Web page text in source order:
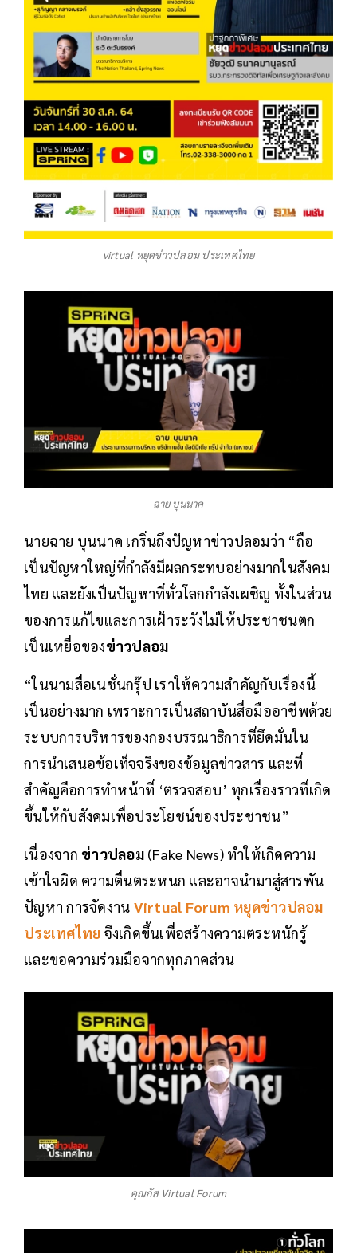
virtual หยุดข่าวปลอม ประเทศไทย
ฉาย บุนนาค
นายฉาย บุนนาค เกริ่นถึงปัญหาข่าวปลอมว่า “ถือ
เป็นปัญหาใหญ่ที่กำลังมีผลกระทบอย่างมากในสังคม
ไทย และยังเป็นปัญหาที่ทั่วโลกกำลังเผชิญ ทั้งในส่วน
ของการแก้ไขและการเฝ้าระวังไม่ให้ประชาชนตก
เป็นเหยื่อของข่าวปลอม
“ในนามสื่อเนชั่นกรุ๊ป เราให้ความสำคัญกับเรื่องนี้
เป็นอย่างมาก เพราะการเป็นสถาบันสื่อมืออาชีพด้วย
ระบบการบริหารของกองบรรณาธิการที่ยึดมั่นใน
การนำเสนอข้อเท็จจริงของข้อมูลข่าวสาร และที่
สำคัญคือการทำหน้าที่ ‘ตรวจสอบ’ ทุกเรื่องราวที่เกิด
ขึ้นให้กับสังคมเพื่อประโยชน์ของประชาชน”
เนื่องจาก ข่าวปลอม(Fake News) ทำให้เกิดความ
เข้าใจผิด ความตื่นตระหนก และอาจนำมาสู่สารพัน
ปัญหา การจัดงาน Virtual Forum หยุดข่าวปลอม
ประเทศไทย จึงเกิดขึ้นเพื่อสร้างความตระหนักรู้
และขอความร่วมมือจากทุกภาคส่วน
คุณกัส Virtual Forum